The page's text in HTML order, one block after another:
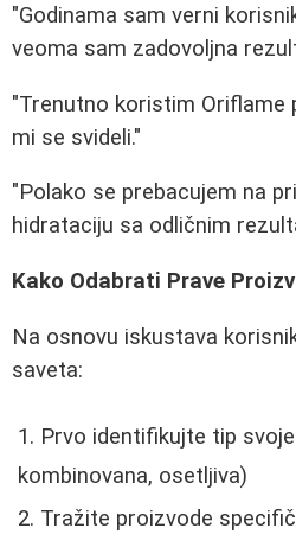
"Godinama sam verni
veoma sam zadovoljna
"Trenutno koristim Oriflame
mi se svideli."
"Polako se prebacujem na
hidrataciju sa odličnim
Kako Odabrati Prave
Na osnovu iskustava
saveta:
Prvo identifikujte tip
kombinovana, osetljiva)
Tražite proizvode